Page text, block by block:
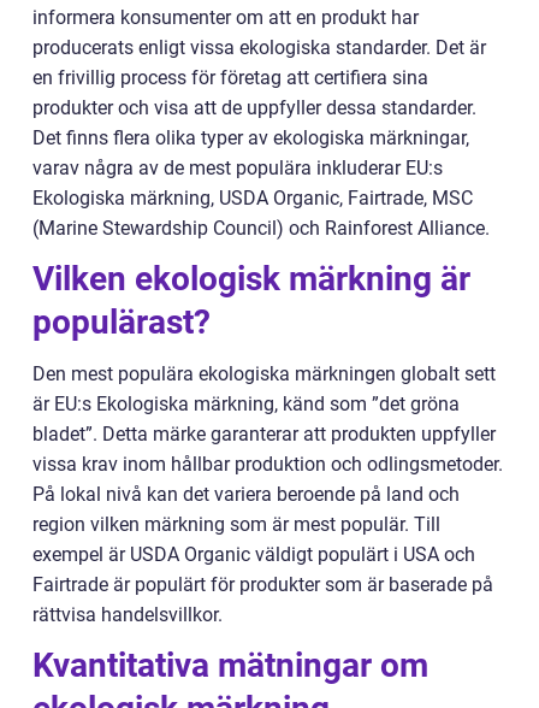
informera konsumenter om att en produkt har
producerats enligt vissa ekologiska standarder. Det är
en frivillig process för företag att certifiera sina
produkter och visa att de uppfyller dessa standarder.
Det finns flera olika typer av ekologiska märkningar,
varav några av de mest populära inkluderar EU:s
Ekologiska märkning, USDA Organic, Fairtrade, MSC
(Marine Stewardship Council) och Rainforest Alliance.
Vilken ekologisk märkning är
populärast?
Den mest populära ekologiska märkningen globalt sett
är EU:s Ekologiska märkning, känd som ”det gröna
bladet”. Detta märke garanterar att produkten uppfyller
vissa krav inom hållbar produktion och odlingsmetoder.
På lokal nivå kan det variera beroende på land och
region vilken märkning som är mest populär. Till
exempel är USDA Organic väldigt populärt i USA och
Fairtrade är populärt för produkter som är baserade på
rättvisa handelsvillkor.
Kvantitativa mätningar om